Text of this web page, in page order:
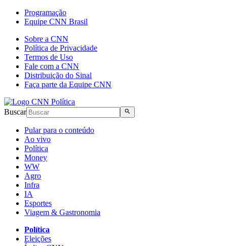
Programação
Equipe CNN Brasil
Sobre a CNN
Política de Privacidade
Termos de Uso
Fale com a CNN
Distribuição do Sinal
Faça parte da Equipe CNN
Buscar
Pular para o conteúdo
Ao vivo
Política
Money
WW
Agro
Infra
IA
Esportes
Viagem & Gastronomia
Política
Eleições